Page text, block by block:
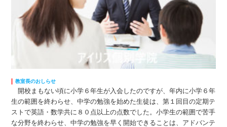
教室長のおしらせ
開校まもない頃に小学６年生が入会したのですが、年内に小学６年
生の範囲を終わらせ、中学の勉強を始めた生徒は、第１回目の定期テ
ストで英語・数学共に８０点以上の点数でした。小学生の範囲で苦手
な分野を終わらせ、中学の勉強を早く開始できることは、アドバンテ